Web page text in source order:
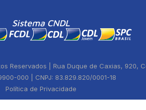
Sistema CNDL
Reservados | Rua Duque de Caxias, 920,
000 | CNPJ: 83.829.820/0001-18
Política de Privacidade